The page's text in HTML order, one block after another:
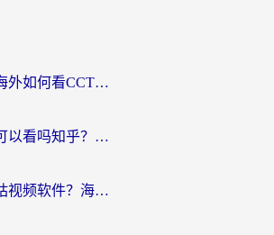
海外党亲测：在海外如何看CCTV？告别“仅限大陆播放”的实用指南
央视影音在海外可以看吗知乎？留学生亲测：3步解决地域限制+追剧自由
在国外怎么看咪咕视频软件？海外党亲测有效的回国加速方案